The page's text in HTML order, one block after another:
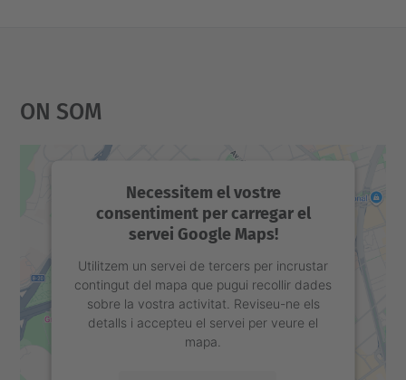
On Som
Necessitem el vostre
consentiment per carregar el
servei Google Maps!
Utilitzem un servei de tercers per incrustar
contingut del mapa que pugui recollir dades
sobre la vostra activitat. Reviseu-ne els
detalls i accepteu el servei per veure el
mapa.